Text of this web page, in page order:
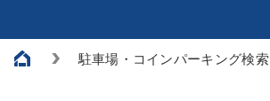
駐車場・コインパーキング検索